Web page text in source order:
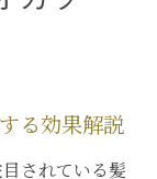
る効果解説
されている髪